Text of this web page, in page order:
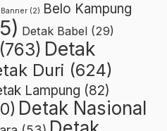
Banner (2) Belo Kampung
Detak Babel (29)
(763) Detak
Duri (624)
Lampung (82)
Detak Nasional